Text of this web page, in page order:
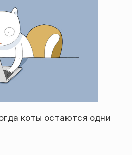
коты остаются одни